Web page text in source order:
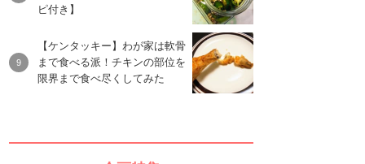
ピ付き】
【ケンタッキー】わが家は軟骨
まで食べる派！チキンの部位を
限界まで食べ尽くしてみた